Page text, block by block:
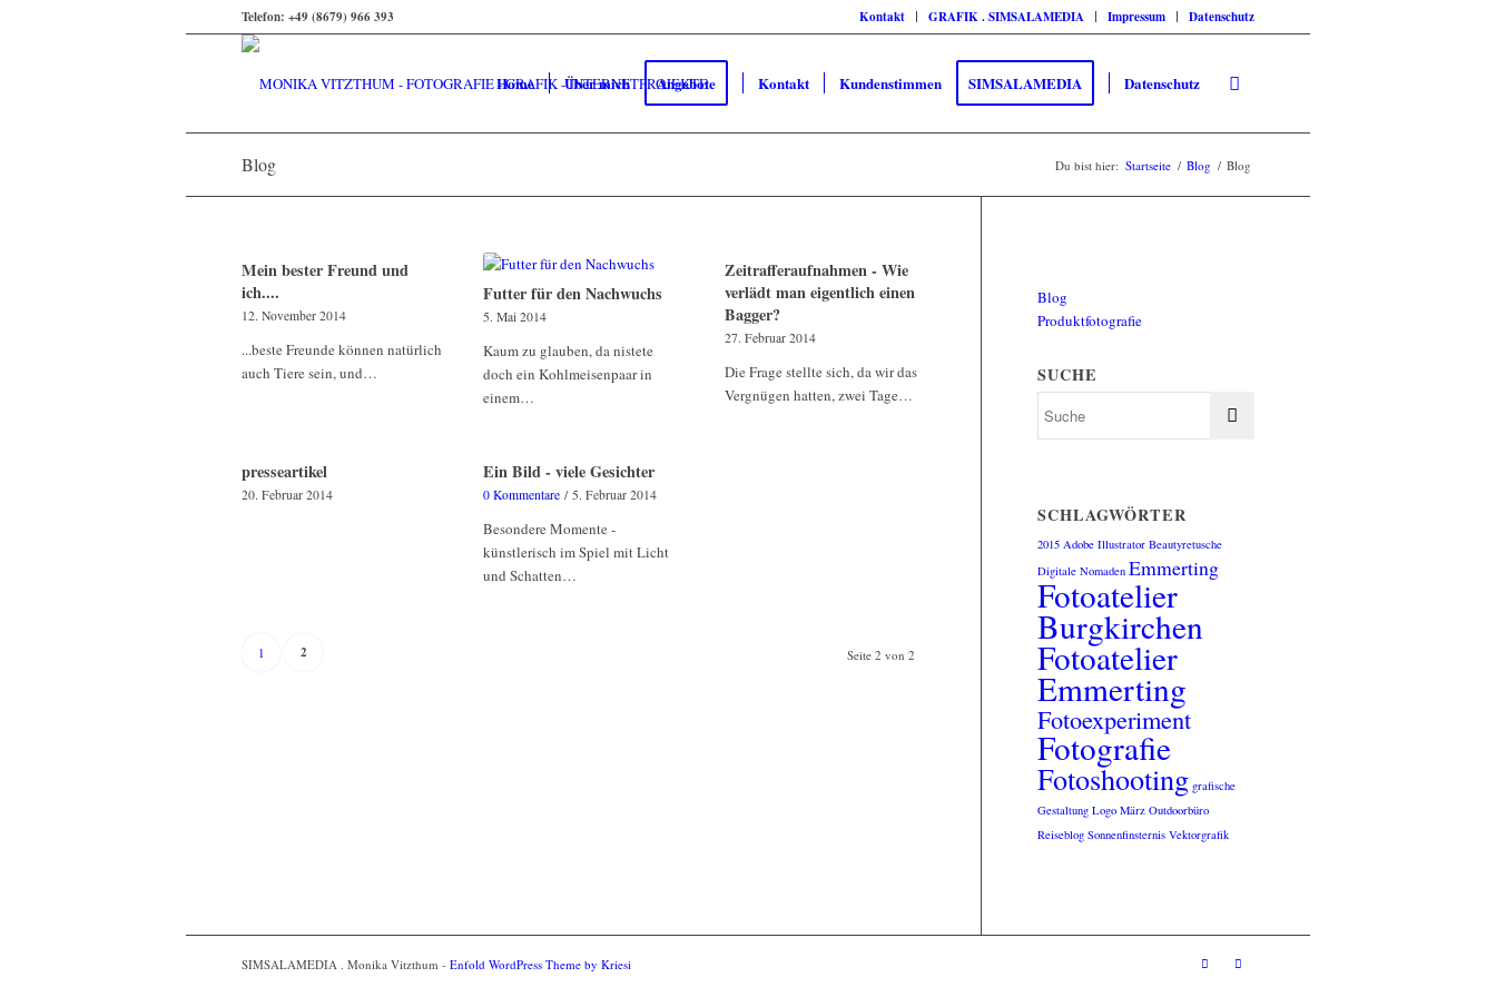
Kontakt GRAFIK . SIMSALAMEDIA Impressum Datenschutz
Telefon: +49 (8679) 966 393
Home Über mich Angebote Kontakt Kundenstimmen SIMSALAMEDIA Datenschutz
Blog Du bist hier: Startseite / Blog / Blog
Mein bester Freund und
ich....
12. November 2014
...beste Freunde können natürlich
auch Tiere sein, und…
Futter für den Nachwuchs
5. Mai 2014
Kaum zu glauben, da nistete
doch ein Kohlmeisenpaar in
einem…
Zeitrafferaufnahmen - Wie
verlädt man eigentlich einen
Bagger?
27. Februar 2014
Die Frage stellte sich, da wir das
Vergnügen hatten, zwei Tage…
presseartikel
20. Februar 2014
Ein Bild - viele Gesichter
0 Kommentare / 5. Februar 2014
Besondere Momente -
künstlerisch im Spiel mit Licht
und Schatten…
Seite 2 von 2
1 2
Blog
Produktfotografie
SUCHE
SCHLAGWÖRTER
2015 Adobe Illustrator Beautyretusche
Digitale Nomaden Emmerting
Fotoatelier
Burgkirchen
Fotoatelier
Emmerting
Fotoexperiment
Fotografie
Fotoshooting grafische
Gestaltung Logo März Outdoorbüro
Reiseblog Sonnenfinsternis Vektorgrafik
SIMSALAMEDIA . Monika Vitzthum - Enfold WordPress Theme by Kriesi